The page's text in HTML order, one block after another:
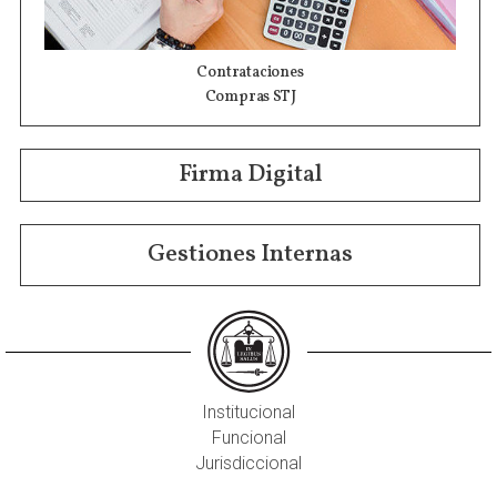
Contrataciones
Compras STJ
Firma Digital
Gestiones Internas
Institucional
Funcional
Jurisdiccional